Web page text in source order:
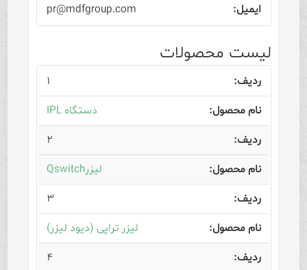
pr@mdfgroup.com
لیست محصولات
۱
دستگاه IPL
۲
لیزرQswitch
۳
لیزر تراپی (دیود لیزر)
۴